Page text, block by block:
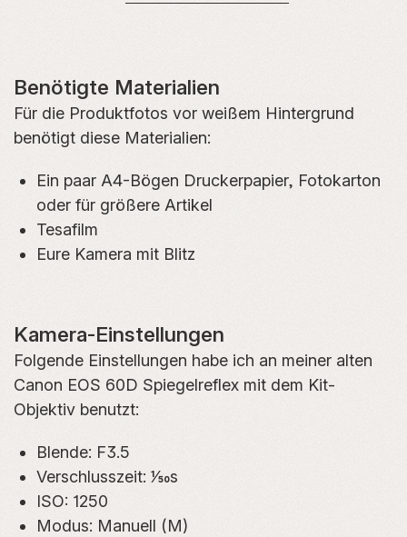
Benötigte Materialien
Für die Produktfotos vor weißem Hintergrund
benötigt diese Materialien:
Ein paar A4-Bögen Druckerpapier, Fotokarton
oder für größere Artikel
Tesafilm
Eure Kamera mit Blitz
Kamera-Einstellungen
Folgende Einstellungen habe ich an meiner alten
Canon EOS 60D Spiegelreflex mit dem Kit-
Objektiv benutzt:
Blende: F3.5
Verschlusszeit: 1/50s
ISO: 1250
Modus: Manuell (M)